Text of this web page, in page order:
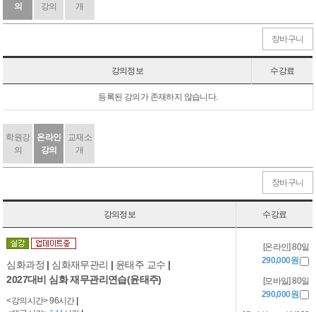
의
강의
개
장바구니
강의정보 수강료
등록된 강의가 존재하지 않습니다.
학원강
의
온라인
강의
교재소
개
장바구니
강의정보 수강료
심화과정 | 심화재무관리 | 윤태주 교수 |
2027대비 심화 재무관리연습(윤태주)
<강의시간> 96시간 |
[온라인] 80일
290,000원
[모바일] 80일
290,000원